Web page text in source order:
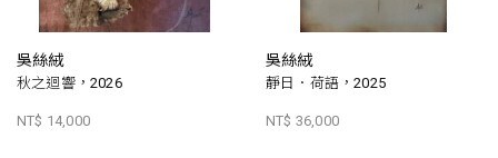
吳絲絨
秋之迴響，2026
NT$ 14,000
吳絲絨
靜日．荷語，2025
NT$ 36,000